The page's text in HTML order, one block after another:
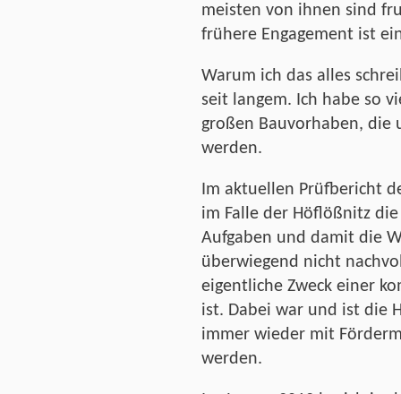
meisten von ihnen sind
frühere Engagement ist
Warum ich das alles
seit langem. Ich habe so
großen Bauvorhaben, die
werden.
Im aktuellen Prüfbericht
im Falle der Höflößnitz
Aufgaben und damit die
überwiegend nicht
eigentliche Zweck einer
ist. Dabei war und ist die
immer wieder mit
werden.